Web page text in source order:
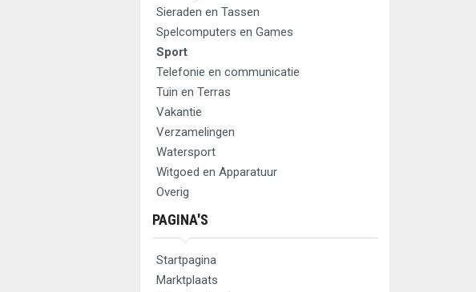
Sieraden en Tassen
Spelcomputers en Games
Sport
Telefonie en communicatie
Tuin en Terras
Vakantie
Verzamelingen
Watersport
Witgoed en Apparatuur
Overig
PAGINA'S
Startpagina
Marktplaats